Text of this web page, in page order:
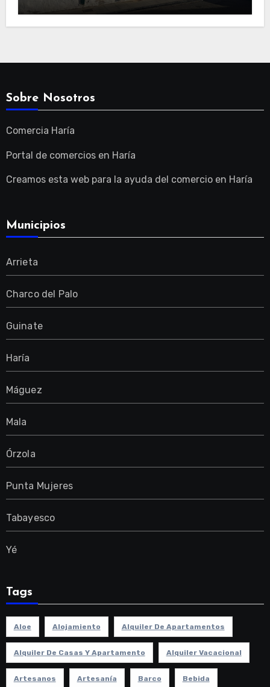
Sobre Nosotros
Comercia Haría
Portal de comercios en Haría
Creamos esta web para la ayuda del comercio en Haría
Municipios
Arrieta
Charco del Palo
Guinate
Haría
Máguez
Mala
Órzola
Punta Mujeres
Tabayesco
Yé
Tags
Aloe Alojamiento Alquiler De Apartamentos
Alquiler De Casas Y Apartamento Alquiler Vacacional
Artesanos Artesanía Barco Bebida